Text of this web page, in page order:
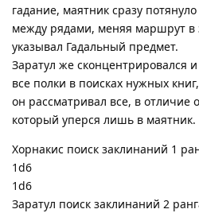
гадание, маятник сразу
между рядами, меняя маршрут в
указывал Гадальный предмет.
Заратул же сконцентрировался
все полки в поисках нужных
он рассматривал все, в отличие
который уперся лишь в маятник.
Хорнакис поиск заклинаний 1
1d6
1d6
Заратул поиск заклинаний 2